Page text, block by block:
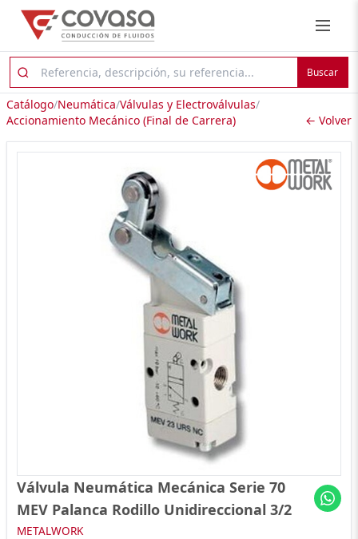
Buscar
Catálogo/Neumática/Válvulas y Electroválvulas/
Accionamiento Mecánico (Final de Carrera)
← Volver
Válvula Neumática Mecánica Serie 70
MEV Palanca Rodillo Unidireccional 3/2
METALWORK